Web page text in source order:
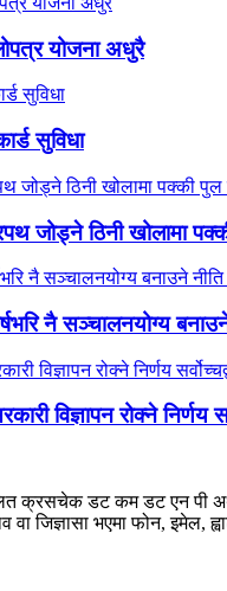
योजना अधुरै
सुविधा
जोड्ने ठिनी खोलामा
नै सञ्चालनयोग्य
विज्ञापन रोक्ने निर्णय
क्रसचेक डट कम डट एन पी
जिज्ञासा भएमा फोन, इमेल,